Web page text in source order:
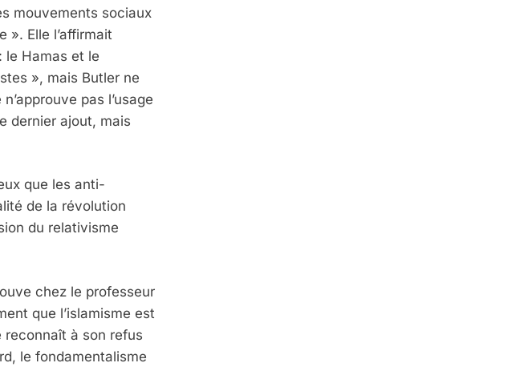
mouvements sociaux
». Elle l’affirmait
le Hamas et le
», mais Butler ne
pas l’usage
dernier ajout, mais
que les anti-
de la révolution
du relativisme
chez le professeur
que l’islamisme est
reconnaît à son refus
le fondamentalisme